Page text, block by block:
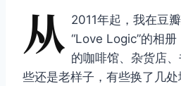
从 2011年起，我在豆
“Love Logic”的相
的咖啡馆、杂货店
些还是老样子，有些换了几